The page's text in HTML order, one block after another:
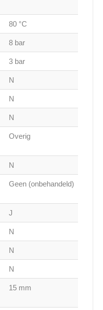
80 °C
8 bar
3 bar
N
N
N
Overig
N
Geen (onbehandeld)
J
N
N
N
15 mm